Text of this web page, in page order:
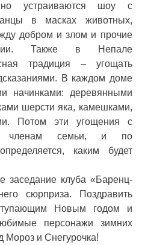
устраиваются шоу с
в масках животных,
добром и злом и прочие
Также в Непале
традиция – угощать
В каждом доме
начинками: деревянными
шерсти яка, камешками,
Потом эти угощения с
членам семьи, и по
каким будет
заседание клуба «Баренц-
сюрприза. Поздравить
Новым годом и
персонажи зимних
Мороз и Снегурочка!